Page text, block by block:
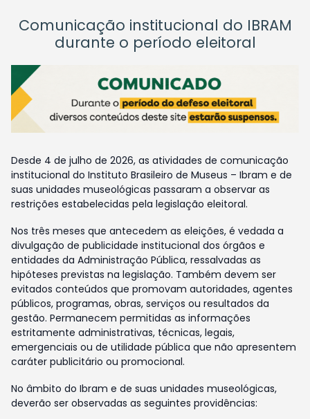
Comunicação institucional do IBRAM
durante o período eleitoral
Desde 4 de julho de 2026, as atividades de comunicação
institucional do Instituto Brasileiro de Museus – Ibram e de
suas unidades museológicas passaram a observar as
restrições estabelecidas pela legislação eleitoral.
Nos três meses que antecedem as eleições, é vedada a
divulgação de publicidade institucional dos órgãos e
entidades da Administração Pública, ressalvadas as
hipóteses previstas na legislação. Também devem ser
evitados conteúdos que promovam autoridades, agentes
públicos, programas, obras, serviços ou resultados da
gestão. Permanecem permitidas as informações
estritamente administrativas, técnicas, legais,
emergenciais ou de utilidade pública que não apresentem
caráter publicitário ou promocional.
No âmbito do Ibram e de suas unidades museológicas,
deverão ser observadas as seguintes providências: